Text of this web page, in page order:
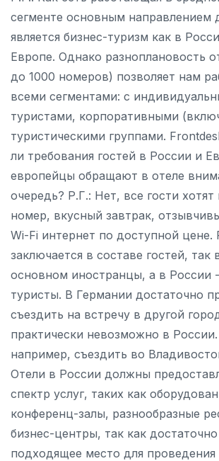
сегменте основным направлением
является бизнес-туризм как в
Европе. Однако разноплановость
до 1000 номеров) позволяет нам
всеми сегментами: с
туристами, корпоративными
туристическими группами.
ли требования гостей в России и
европейцы обращают в отеле
очередь? Р.Г.: Нет, все гости
номер, вкусный завтрак,
Wi-Fi интернет по доступной цене.
заключается в составе гостей, так
основном иностранцы, а в России
туристы. В Германии достаточно
съездить на встречу в другой
практически невозможно в
например, съездить во
Отели в России должны
спектр услуг, таких как
конференц-залы, разнообразные
бизнес-центры, так как
подходящее место для проведения